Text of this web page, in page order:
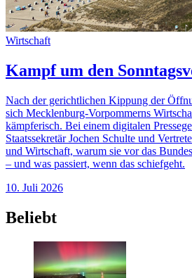
Wirtschaft
Kampf um den
Nach der gerichtlichen Kippung der
sich Mecklenburg-Vorpommerns
kämpferisch. Bei einem digitalen
Staatssekretär Jochen Schulte und
und Wirtschaft, warum sie vor das
– und was passiert, wenn das schiefgeht.
10. Juli 2026
Beliebt